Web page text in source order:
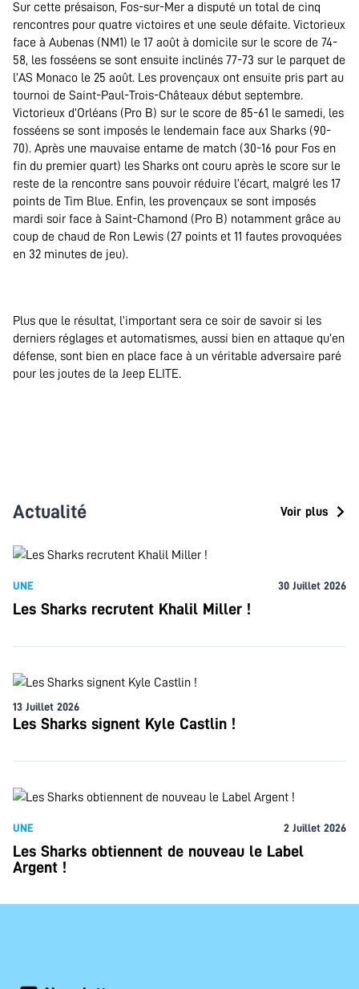
Sur cette présaison, Fos-sur-Mer a disputé un total de cinq
rencontres pour quatre victoires et une seule défaite. Victorieux
face à Aubenas (NM1) le 17 août à domicile sur le score de 74-
58, les fosséens se sont ensuite inclinés 77-73 sur le parquet de
l’AS Monaco le 25 août. Les provençaux ont ensuite pris part au
tournoi de Saint-Paul-Trois-Châteaux début septembre.
Victorieux d’Orléans (Pro B) sur le score de 85-61 le samedi, les
fosséens se sont imposés le lendemain face aux Sharks (90-
70). Après une mauvaise entame de match (30-16 pour Fos en
fin du premier quart) les Sharks ont couru après le score sur le
reste de la rencontre sans pouvoir réduire l’écart, malgré les 17
points de Tim Blue. Enfin, les provençaux se sont imposés
mardi soir face à Saint-Chamond (Pro B) notamment grâce au
coup de chaud de Ron Lewis (27 points et 11 fautes provoquées
en 32 minutes de jeu).
Plus que le résultat, l’important sera ce soir de savoir si les
derniers réglages et automatismes, aussi bien en attaque qu’en
défense, sont bien en place face à un véritable adversaire paré
pour les joutes de la Jeep ELITE.
Actualité Voir plus
UNE 30 Juillet 2026
Les Sharks recrutent Khalil Miller !
13 Juillet 2026
Les Sharks signent Kyle Castlin !
UNE 2 Juillet 2026
Les Sharks obtiennent de nouveau le Label
Argent !